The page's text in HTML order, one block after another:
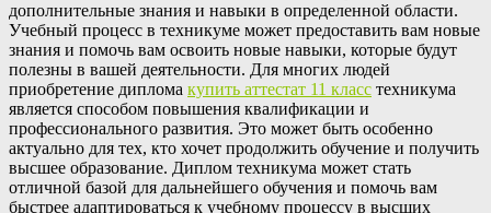
дополнительные знания и навыки в определенной области.
Учебный процесс в техникуме может предоставить вам новые
знания и помочь вам освоить новые навыки, которые будут
полезны в вашей деятельности. Для многих людей
приобретение диплома купить аттестат 11 класс техникума
является способом повышения квалификации и
профессионального развития. Это может быть особенно
актуально для тех, кто хочет продолжить обучение и получить
высшее образование. Диплом техникума может стать
отличной базой для дальнейшего обучения и помочь вам
быстрее адаптироваться к учебному процессу в высших